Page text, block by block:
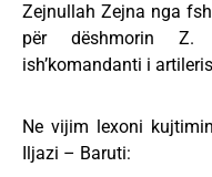
Zejnullah Zejna nga
për dëshmorin Z.
ish’komandanti i
Ne vijim lexoni
Iljazi – Baruti: